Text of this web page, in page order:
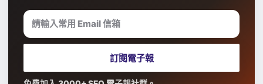
請輸入常用 Email 信箱
訂閱電子報